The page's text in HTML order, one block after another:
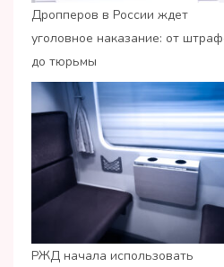
Дропперов в России ждет
уголовное наказание: от
до тюрьмы
РЖД начала использовать